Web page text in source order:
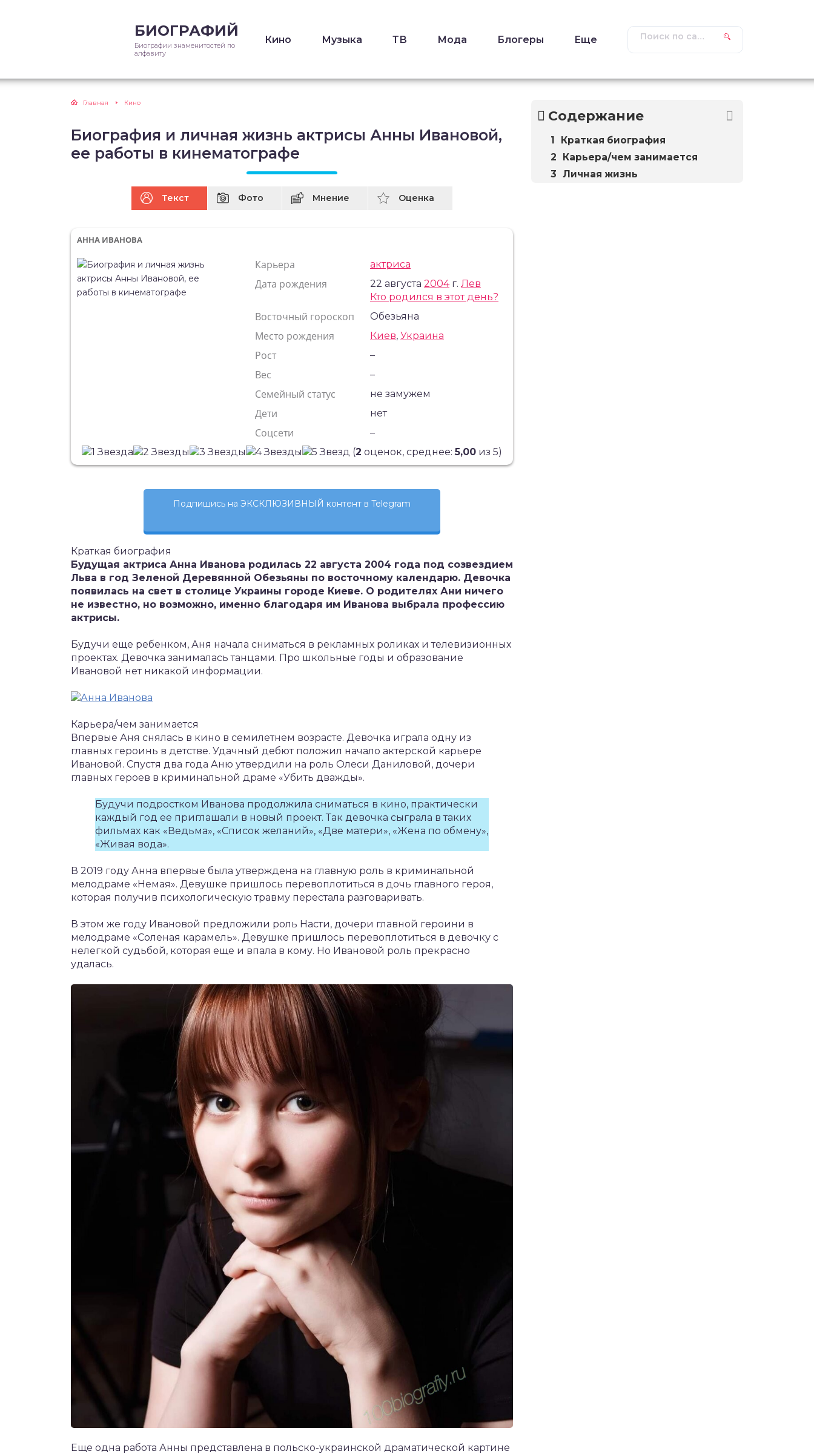
БИОГРАФИЙ
Биографии знаменитостей по
алфавиту
Кино Музыка ТВ Мода Блогеры Еще
Главная Кино
Биография и личная жизнь актрисы Анны Ивановой,
ее работы в кинематографе
Текст Фото Мнение Оценка
АННА ИВАНОВА
Карьера актриса
Дата рождения 22 августа2004г.Лев
Кто родился в этот день?
Восточный гороскоп Обезьяна
Место рождения Киев,Украина
Рост –
Вес –
Семейный статус не замужем
Дети нет
Соцсети
–
(2 оценок, среднее:5,00 из 5)
Подпишись на ЭКСКЛЮЗИВНЫЙ контент в Telegram
Краткая биография
Будущая актриса Анна Иванова родилась 22 августа 2004 года под созвездием
Льва в год Зеленой Деревянной Обезьяны по восточному календарю. Девочка
появилась на свет в столице Украины городе Киеве. О родителях Ани ничего
не известно, но возможно, именно благодаря им Иванова выбрала профессию
актрисы.
Будучи еще ребенком, Аня начала сниматься в рекламных роликах и телевизионных
проектах. Девочка занималась танцами. Про школьные годы и образование
Ивановой нет никакой информации.
Карьера/чем занимается
Впервые Аня снялась в кино в семилетнем возрасте. Девочка играла одну из
главных героинь в детстве. Удачный дебют положил начало актерской карьере
Ивановой. Спустя два года Аню утвердили на роль Олеси Даниловой, дочери
главных героев в криминальной драме «Убить дважды».
Будучи подростком Иванова продолжила сниматься в кино, практически
каждый год ее приглашали в новый проект. Так девочка сыграла в таких
фильмах как «Ведьма», «Список желаний», «Две матери», «Жена по обмену»,
«Живая вода».
В 2019 году Анна впервые была утверждена на главную роль в криминальной
мелодраме «Немая». Девушке пришлось перевоплотиться в дочь главного героя,
которая получив психологическую травму перестала разговаривать.
В этом же году Ивановой предложили роль Насти, дочери главной героини в
мелодраме «Соленая карамель». Девушке пришлось перевоплотиться в девочку с
нелегкой судьбой, которая еще и впала в кому. Но Ивановой роль прекрасно
удалась.
Еще одна работа Анны представлена в польско-украинской драматической картине
Содержание
Краткая биография
Карьера/чем занимается
Личная жизнь